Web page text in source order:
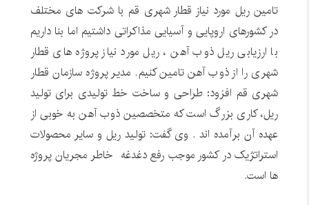
تامین ریل مورد نیاز قطار شهری قم با شرکت های مختلف
در کشورهای اروپایی و آسیایی مذاکراتی داشتیم اما بنا داریم
با ارزیابی ریل ذوب آهن ، ریل مورد نیاز پروژه های قطار
شهری را از ذوب آهن تامین کنیم. مدیر پروژه سازمان قطار
شهری قم افزود: طراحی و ساخت خط تولیدی برای تولید
ریل، کاری بزرگ است که متخصصین ذوب آهن به خوبی از
عهده آن برآمده اند . وی گفت: تولید ریل و سایر محصولات
استراتژیک در کشور موجب رفع دغدغه خاطر مجریان پروژه
ها است.